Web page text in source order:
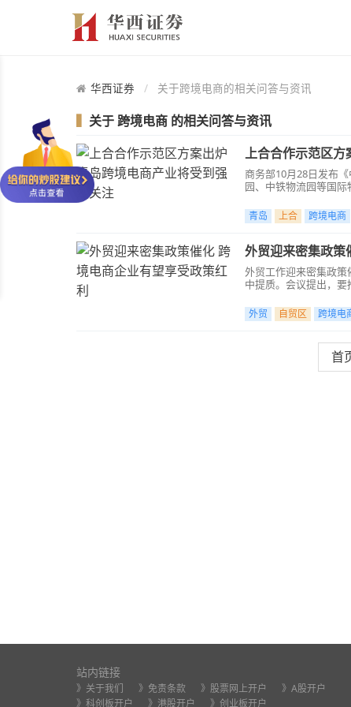
华西证券 关于跨境电商的相关问答与资讯
关于跨境电商 的相关问答与资讯
上合合作示范区方
商务部10月28日发布
园、中铁物流园等国
青岛 上合 跨境电商
外贸迎来密集政策
外贸工作迎来密集政
中提质。会议提出，
外贸 自贸区 跨境电
首
站内链接
》关于我们 》免责条款 》股票网上开户
》A股开户
》科创板开户
》港股开户 》创业板开户